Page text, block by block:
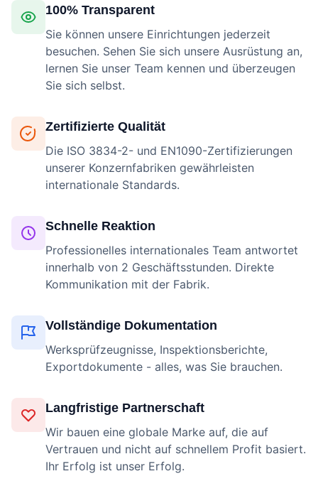
100% Transparent
Sie können unsere Einrichtungen jederzeit
besuchen. Sehen Sie sich unsere Ausrüstung an,
lernen Sie unser Team kennen und überzeugen
Sie sich selbst.
Zertifizierte Qualität
Die ISO 3834-2- und EN1090-Zertifizierungen
unserer Konzernfabriken gewährleisten
internationale Standards.
Schnelle Reaktion
Professionelles internationales Team antwortet
innerhalb von 2 Geschäftsstunden. Direkte
Kommunikation mit der Fabrik.
Vollständige Dokumentation
Werksprüfzeugnisse, Inspektionsberichte,
Exportdokumente - alles, was Sie brauchen.
Langfristige Partnerschaft
Wir bauen eine globale Marke auf, die auf
Vertrauen und nicht auf schnellem Profit basiert.
Ihr Erfolg ist unser Erfolg.